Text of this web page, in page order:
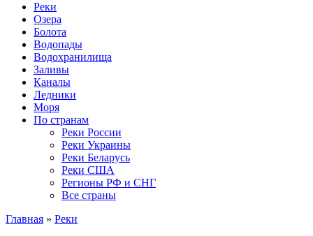
Реки
Озера
Болота
Водопады
Водохранилища
Заливы
Каналы
Ледники
Моря
По странам
Реки России
Реки Украины
Реки Беларусь
Реки США
Регионы РФ и СНГ
Все страны
Главная » Реки